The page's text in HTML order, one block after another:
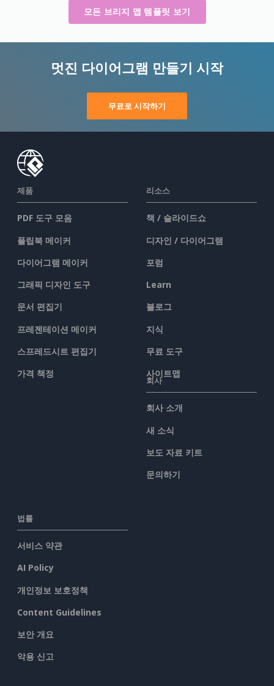
모든 브리지 맵 템플릿 보기
멋진 다이어그램 만들기 시작
무료로 시작하기
제품
PDF 도구 모음
플립북 메이커
다이어그램 메이커
그래픽 디자인 도구
문서 편집기
프레젠테이션 메이커
스프레드시트 편집기
가격 책정
리소스
책 / 슬라이드쇼
디자인 / 다이어그램
포럼
Learn
블로그
지식
무료 도구
사이트맵
회사
회사 소개
새 소식
보도 자료 키트
문의하기
법률
서비스 약관
AI Policy
개인정보 보호정책
Content Guidelines
보안 개요
악용 신고